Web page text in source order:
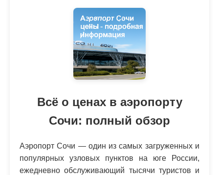
Всё о ценах в аэропорту
Сочи: полный обзор
Аэропорт Сочи — один из самых загруженных и
популярных узловых пунктов на юге России,
ежедневно обслуживающий тысячи туристов и